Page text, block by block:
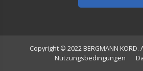
Copyright © 2022 BERGMANN
Nutzungsbedingungen